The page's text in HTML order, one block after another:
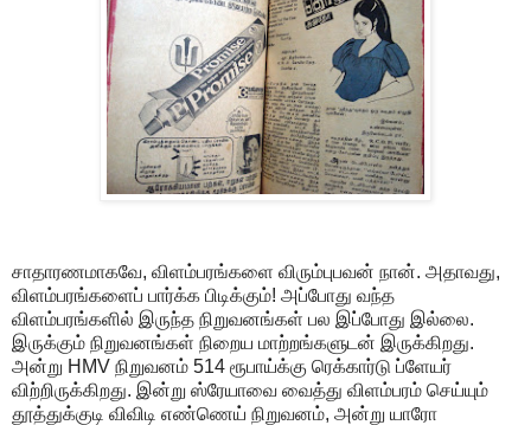
சாதாரணமாகவே, விளம்பரங்களை விரும்புபவன் நான். அதாவது,
விளம்பரங்களைப் பார்க்க பிடிக்கும்! அப்போது வந்த
விளம்பரங்களில் இருந்த நிறுவனங்கள் பல இப்போது இல்லை.
இருக்கும் நிறுவனங்கள் நிறைய மாற்றங்களுடன் இருக்கிறது.
அன்று HMV நிறுவனம் 514 ரூபாய்க்கு ரெக்கார்டு ப்ளேயர்
விற்றிருக்கிறது. இன்று ஸ்ரேயாவை வைத்து விளம்பரம் செய்யும்
தூத்துக்குடி விவிடி எண்ணெய் நிறுவனம், அன்று யாரோ